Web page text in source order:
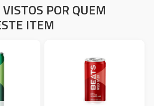
POR QUEM
ITEM